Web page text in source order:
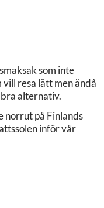
som inte
vill resa lätt men ändå
alternativ.
norrut på Finlands
inför vår